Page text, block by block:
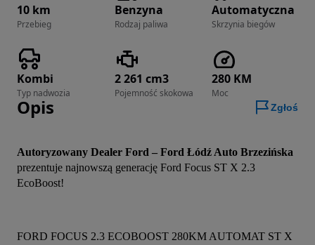
10 km
Przebieg
Benzyna
Rodzaj paliwa
Automatyczna
Skrzynia biegów
Kombi
Typ nadwozia
2 261 cm3
Pojemność skokowa
280 KM
Moc
Opis Zgłoś
Autoryzowany Dealer Ford – Ford Łódź Auto Brzezińska
prezentuje najnowszą generację Ford Focus ST X 2.3
EcoBoost!
FORD FOCUS 2.3 ECOBOOST 280KM AUTOMAT ST X